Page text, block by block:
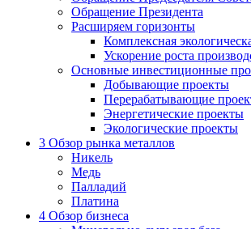
Обращение Президента
Расширяем горизонты
Комплексная
Ускорение роста
Основные инвестиционные
Добывающие проекты
Перерабатывающие
Энергетические проекты
Экологические проекты
3 Обзор рынка металлов
Никель
Медь
Палладий
Платина
4 Обзор бизнеса